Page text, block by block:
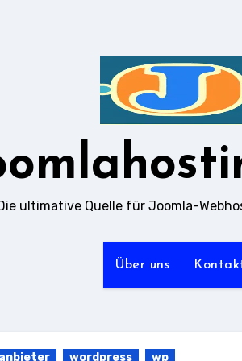
ultimative Quelle für Joomla-
Über uns
wordpress wp